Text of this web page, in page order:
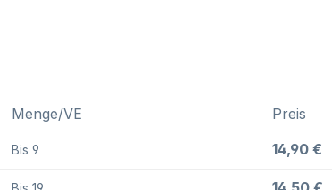
Menge/VE Preis
Bis 9 14,90 €